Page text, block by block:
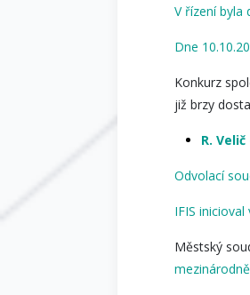
V řízení byla
Dne
Konkurz
již brzy
R. Velič
Odvolací
IFIS
Městský